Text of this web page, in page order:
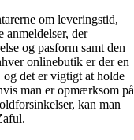
om leveringstid,
anmeldelser, der
og pasform samt den
onlinebutik er der en
det er vigtigt at holde
man er opmærksom på
kan man